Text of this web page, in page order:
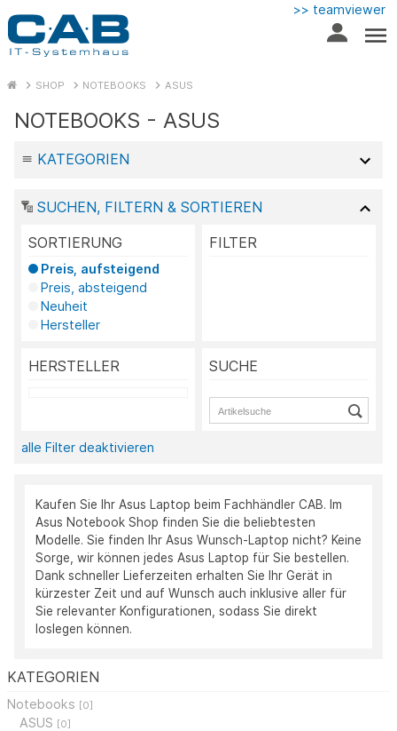
>> teamviewer
SHOP NOTEBOOKS ASUS
KATEGORIEN
Notebooks [0]
ASUS [0]
NOTEBOOKS - ASUS
KATEGORIEN
SUCHEN, FILTERN & SORTIEREN
SORTIERUNG
Preis, aufsteigend
Preis, absteigend
Neuheit
Hersteller
FILTER
HERSTELLER SUCHE
alle Filter deaktivieren
Kaufen Sie Ihr Asus Laptop beim Fachhändler CAB. Im
Asus Notebook Shop finden Sie die beliebtesten
Modelle. Sie finden Ihr Asus Wunsch-Laptop nicht? Keine
Sorge, wir können jedes Asus Laptop für Sie bestellen.
Dank schneller Lieferzeiten erhalten Sie Ihr Gerät in
kürzester Zeit und auf Wunsch auch inklusive aller für
Sie relevanter Konfigurationen, sodass Sie direkt
loslegen können.